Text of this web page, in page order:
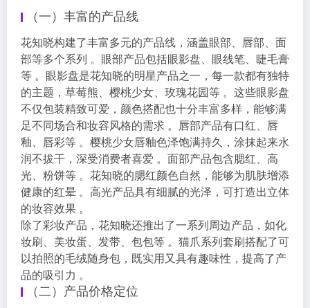
（一）丰富的产品线
花知晓构建了丰富多元的产品线，涵盖眼部、唇部、面
部等多个系列 。眼部产品包括眼影盘、眼线笔、睫毛膏
等 。眼影盘是花知晓的明星产品之一，每一款都有独特
的主题，草莓熊、樱桃少女、玫瑰花园等 。这些眼影盘
不仅包装精致可爱，颜色搭配也十分丰富多样，能够满
足不同场合和妆容风格的需求 。唇部产品有口红、唇
釉、唇彩等 。樱桃少女唇釉色泽饱满持久，涂抹起来水
润不拔干，深受消费者喜爱 。面部产品包含腮红、高
光、粉饼等 。花知晓的腮红颜色自然，能够为肌肤增添
健康的红晕 。高光产品具有细腻的光泽，可打造出立体
的妆容效果 。
除了彩妆产品，花知晓还推出了一系列周边产品，如化
妆刷、美妆蛋、发带、包包等 。猫爪系列套刷搭配了可
以拍照的毛绒随身包，既实用又具有趣味性，提高了产
品的吸引力 。
（二）产品价格定位